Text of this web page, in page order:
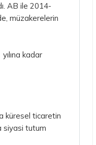
AB ile 2014-
müzakerelerin
kadar
küresel ticaretin
siyasi tutum